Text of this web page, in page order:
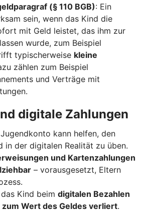
(§ 110 BGB): Ein
sein, wenn das Kind die
mit Geld leistet, das ihm zur
wurde, zum Beispiel
typischerweise kleine
zählen zum Beispiel
und Verträge mit
digitale Zahlungen
kann helfen, den
in der digitalen Realität zu üben.
und Kartenzahlungen
– vorausgesetzt, Eltern
Kind beim digitalen Bezahlen
Wert des Geldes verliert.